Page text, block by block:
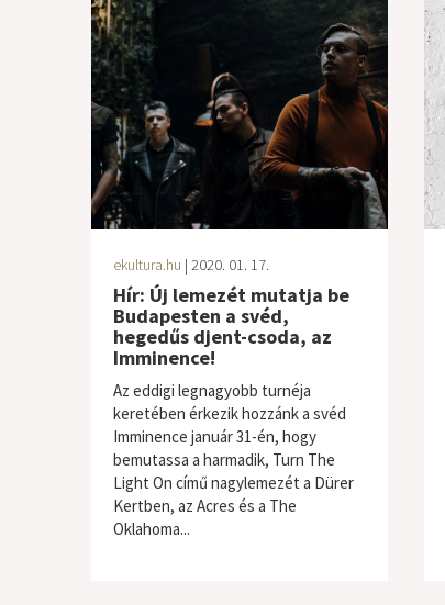
ekultura.hu | 2020. 01. 17.
Hír: Új lemezét mutatja be
Budapesten a svéd,
hegedűs djent-csoda, az
Imminence!
Az eddigi legnagyobb turnéja
keretében érkezik hozzánk a svéd
Imminence január 31-én, hogy
bemutassa a harmadik, Turn The
Light On című nagylemezét a Dürer
Kertben, az Acres és a The
Oklahoma...